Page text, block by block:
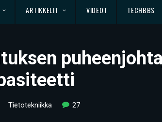
ARTIKKELIT VIDEOT TECHBBS
Tietotekniikka 27